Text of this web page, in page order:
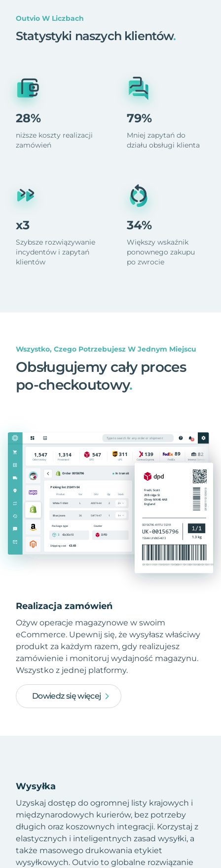
Outvio W Liczbach
Statystyki naszych klientów.
28%
niższe koszty realizacji
zamówień
x3
Szybsze rozwiązywanie
incydentów i zapytań
klientów
79%
Mniej zapytań do
działu obsługi klienta
34%
Większy wskaźnik
ponownego zakupu
po zwrocie
Wszystko, Czego Potrzebujesz W Jednym Miejscu
Obsługujemy cały proces
po-checkoutowy.
Realizacja zamówień
Ożyw operacje magazynowe w swoim
eCommerce. Upewnij się, że wysyłasz właściwy
produkt za każdym razem, gdy realizujesz
zamówienie i monitoruj wydajność magazynu.
Wszystko z jednej platformy.
Dowiedz się więcej
Wysyłka
Uzyskaj dostęp do ogromnej listy krajowych i
międzynarodowych kurierów, bez potrzeby
długich oraz koszownych integracji. Korzystaj z
elastycznych i inteligentnych zasad wysyłki, a
także masowego drukowania etykiet
wysyłkowych. Outvio to globalne rozwiązanie